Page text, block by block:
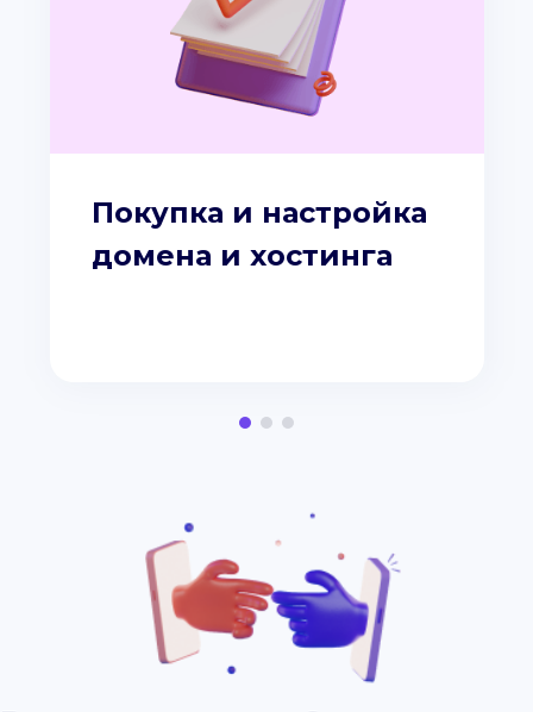
Покупка и настройка
домена и хостинга